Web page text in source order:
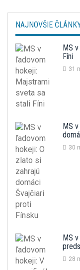
NAJNOVŠIE
MS
Fíni
31
MS
30
MS
28